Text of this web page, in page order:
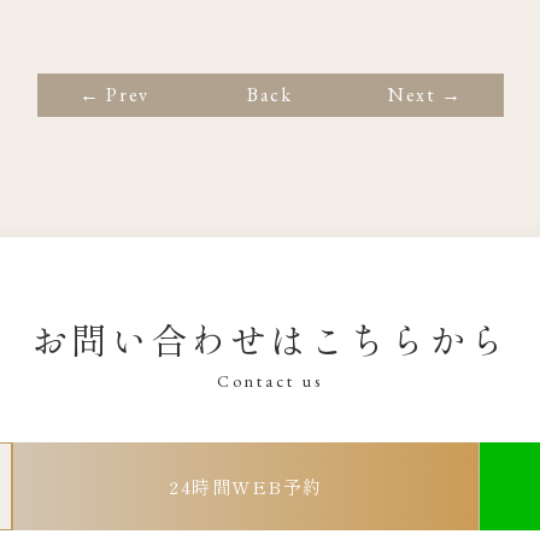
← Prev Back Next →
お問い合わせはこちらから
Contact us
24時間WEB予約